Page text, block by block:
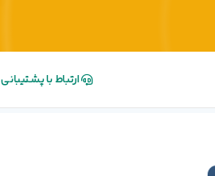
ارتباط با پشتیبانی